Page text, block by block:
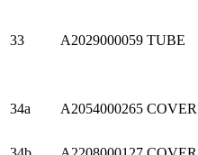
33 A2029000059 TUBE
34a A2054000265 COVER